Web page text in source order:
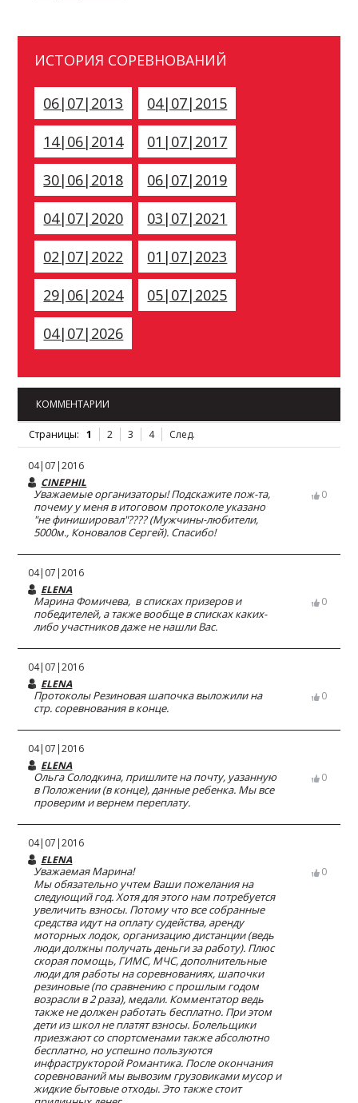
ИСТОРИЯ СОРЕВНОВАНИЙ
06|07|2013
04|07|2015
14|06|2014
01|07|2017
30|06|2018
06|07|2019
04|07|2020
03|07|2021
02|07|2022
01|07|2023
29|06|2024
05|07|2025
04|07|2026
КОММЕНТАРИИ
Страницы: 1 2 3 4 След.
04|07|2016
CINEPHIL
Уважаемые организаторы! Подскажите пож-та,
почему у меня в итоговом протоколе указано
"не финишировал"???? (Мужчины-любители,
5000м., Коновалов Сергей). Спасибо!
0
04|07|2016
ELENA
Марина Фомичева, в списках призеров и
победителей, а также вообще в списках каких-
либо участников даже не нашли Вас.
0
04|07|2016
ELENA
Протоколы Резиновая шапочка выложили на
стр. соревнования в конце.
0
04|07|2016
ELENA
Ольга Солодкина, пришлите на почту, уазанную
в Положении (в конце), данные ребенка. Мы все
проверим и вернем переплату.
0
04|07|2016
ELENA
Уважаемая Марина!
Мы обязательно учтем Ваши пожелания на
следующий год. Хотя для этого нам потребуется
увеличить взносы. Потому что все собранные
средства идут на оплату судейства, аренду
моторных лодок, организацию дистанции (ведь
люди должны получать деньги за работу). Плюс
скорая помощь, ГИМС, МЧС, дополнительные
люди для работы на соревнованиях, шапочки
резиновые (по сравнению с прошлым годом
возрасли в 2 раза), медали. Комментатор ведь
также не должен работать бесплатно. При этом
дети из школ не платят взносы. Болельщики
приезжают со спортсменами также абсолютно
бесплатно, но успешно пользуются
инфраструкторой Романтика. После окончания
соревнований мы вывозим грузовиками мусор и
жидкие бытовые отходы. Это также стоит
0